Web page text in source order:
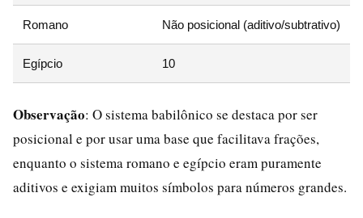
Romano Não posicional (aditivo/subtrativo)
Egípcio 10
Observação: O sistema babilônico se destaca por ser
posicional e por usar uma base que facilitava frações,
enquanto o sistema romano e egípcio eram puramente
aditivos e exigiam muitos símbolos para números grandes.